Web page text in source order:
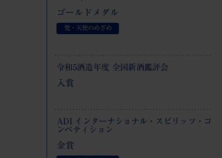
ゴールドメダル
梵・天使のめざめ
令和5酒造年度 全国新酒鑑評会
入賞
ADI インターナショナル・スピリッツ・コ
ンペティション
金賞